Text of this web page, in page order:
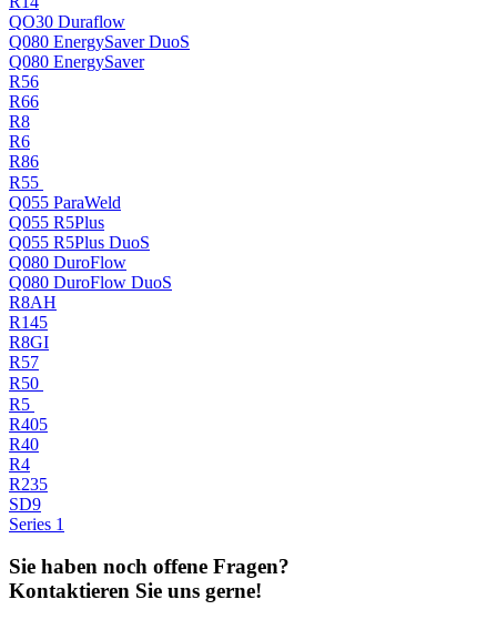
QO30 Duraflow
Q080 EnergySaver DuoS
Q080 EnergySaver
R56
R66
R8
R6
R86
R55
Q055 ParaWeld
Q055 R5Plus
Q055 R5Plus DuoS
Q080 DuroFlow
Q080 DuroFlow DuoS
R8AH
R145
R8GI
R57
R50
R5
R405
R40
R4
R235
SD9
Series 1
Sie haben noch offene Fragen?
Kontaktieren Sie uns gerne!